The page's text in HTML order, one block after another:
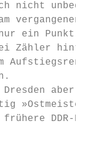
nicht
vergangenen
ein Punkt
Zähler
aber
DDR-